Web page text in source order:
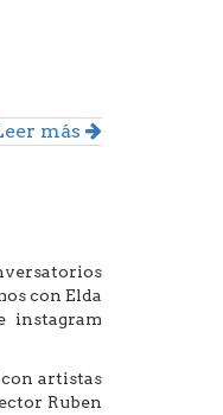
más
con Elda
instagram
artistas
Ruben